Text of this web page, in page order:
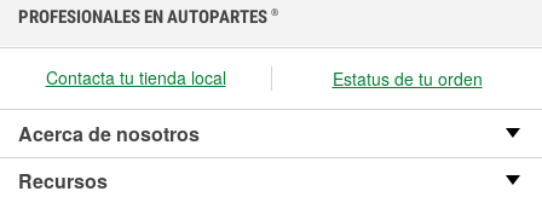
PROFESIONALES EN AUTOPARTES ®
Contacta tu tienda local Estatus de tu orden
Acerca de nosotros
Recursos